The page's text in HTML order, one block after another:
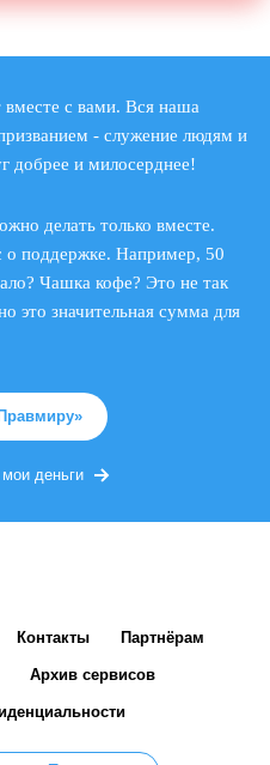
с вами. Вся наша
- служение людям и
добрее и милосерднее!
делать только вместе.
поддержке. Например, 50
Чашка кофе? Это не так
это значительная сумма для
деньги
Контакты Партнёрам
Архив сервисов